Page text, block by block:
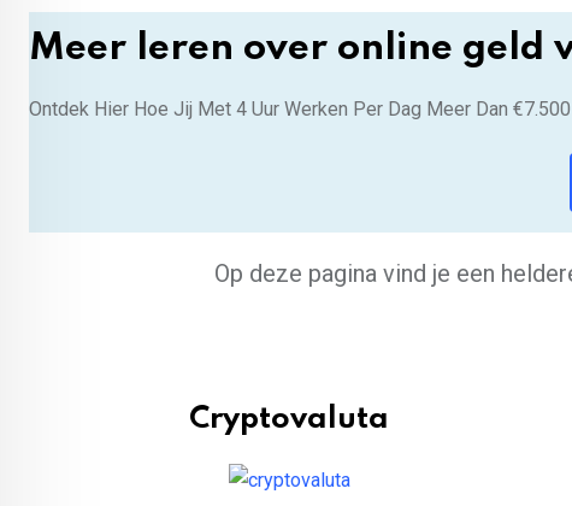
Meer leren over online geld
Ontdek Hier Hoe Jij Met 4 Uur Werken Per Dag Meer Dan
Op deze pagina vind je een
Cryptovaluta